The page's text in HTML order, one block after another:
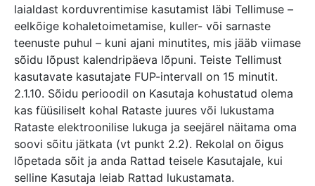
laialdast korduvrentimise kasutamist läbi Tellimuse –
eelkõige kohaletoimetamise, kuller- või sarnaste
teenuste puhul – kuni ajani minutites, mis jääb viimase
sõidu lõpust kalendripäeva lõpuni. Teiste Tellimust
kasutavate kasutajate FUP-intervall on 15 minutit.
2.1.10. Sõidu perioodil on Kasutaja kohustatud olema
kas füüsiliselt kohal Rataste juures või lukustama
Rataste elektroonilise lukuga ja seejärel näitama oma
soovi sõitu jätkata (vt punkt 2.2). Rekolal on õigus
lõpetada sõit ja anda Rattad teisele Kasutajale, kui
selline Kasutaja leiab Rattad lukustamata.